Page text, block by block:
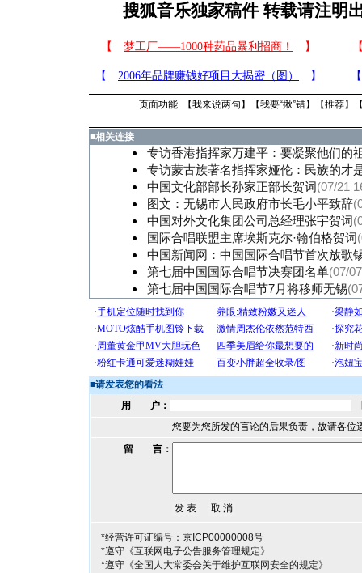
搜狐音乐独家稿件 转载请注明
页面功能 【我来说两句 】【我要“揪”错】【推荐】
■相关连接
专访香港指挥家万建平：要凝聚他们的
专访蒙古族著名指挥家娅伦：民族的才
中国文化部部长孙家正部长贺词(07/21
图文：无锡市人民政府市长毛小平致辞
中国对外文化集团公司总经理张宇贺词
国际合唱联盟主席埃斯克尔·翰伯格贺词
中国新闻网：中国国际合唱节首次放歌
第七届中国国际合唱节决赛团名单(07/
第七届中国国际合唱节7月将移师无锡
■请发表您的看法
用 户：
您要为您所发的言论的后果负责，故请各位
留 言：
*经营许可证编号：京ICP00000008号
*遵守《互联网电子公告服务管理规定》
*遵守《全国人大常委会关于维护互联网安全的规定》